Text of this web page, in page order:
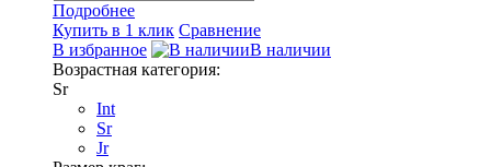
Подробнее
Купить в 1 клик Сравнение
В избранное
В наличии
Возрастная категория:
Sr
Int
Sr
Jr